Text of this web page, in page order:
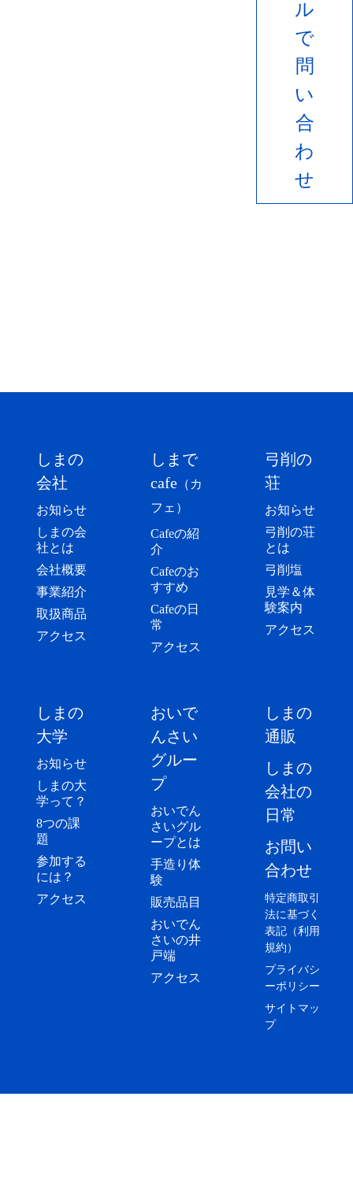
ル
で
問
い
合
わ
せ
しまの
会社
お知らせ
しまの会
社とは
会社概要
事業紹介
取扱商品
アクセス
しまで
cafe （カ
フェ）
Cafeの紹
介
Cafeのお
すすめ
Cafeの日
常
アクセス
弓削の
荘
お知らせ
弓削の荘
とは
弓削塩
見学＆体
験案内
アクセス
しまの
大学
お知らせ
しまの大
学って？
8つの課
題
参加する
には？
アクセス
おいで
んさい
グルー
プ
おいでん
さいグル
ープとは
手造り体
験
販売品目
おいでん
さいの井
戸端
アクセス
しまの
通販
しまの
会社の
日常
お問い
合わせ
特定商取引
法に基づく
表記（利用
規約）
プライバシ
ーポリシー
サイトマッ
プ